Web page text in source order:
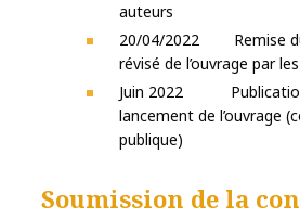
auteurs
20/04/2022 Remise
révisé de l’ouvrage par
Juin 2022
lancement de l’ouvrage
publique)
Soumission de la